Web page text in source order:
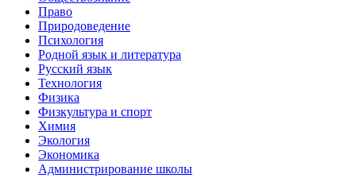
Право
Природоведение
Психология
Родной язык и литература
Русский язык
Технология
Физика
Физкультура и спорт
Химия
Экология
Экономика
Администрирование школы